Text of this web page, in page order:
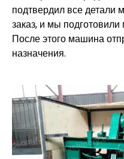
подтвердил все детали
заказ, и мы
После этого машина
назначения.